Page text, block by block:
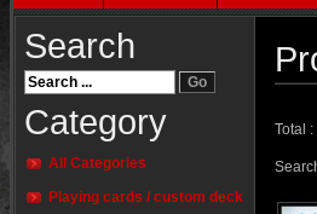
Search
Category
All Categories
Playing cards / custom deck
Total